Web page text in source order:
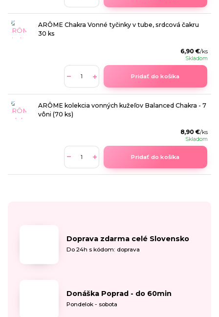
ARÔME Chakra Vonné tyčinky v tube, srdcová čakru
30 ks
6,90 €/ks
Skladom
Pridať do košíka
ARÔME kolekcia vonných kužeľov Balanced Chakra - 7
vôni (70 ks)
8,90 €/ks
Skladom
Pridať do košíka
Doprava zdarma celé Slovensko
Do 24h s kódom: doprava
Donáška Poprad - do 60min
Pondelok - sobota